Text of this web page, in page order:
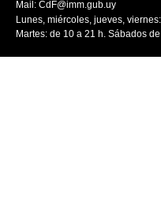
Mail: CdF@imm.gub.uy
Lunes, miércoles, jueves,
Martes: de 10 a 21 h. Sábados